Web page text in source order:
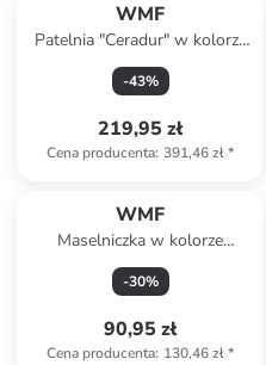
WMF
Patelnia "Ceradur" w kolorze
srebrnym - Ø 28 cm
-43%
219,95 zł
Cena producenta: 391,46 zł*
WMF
Maselniczka w kolorze
srebrnym - (S)22 x (W)11 x
(G)5 cm
-30%
90,95 zł
Cena producenta: 130,46 zł*